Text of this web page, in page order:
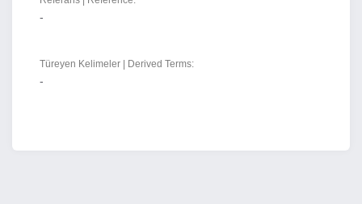
-
Türeyen Kelimeler | Derived Terms:
-